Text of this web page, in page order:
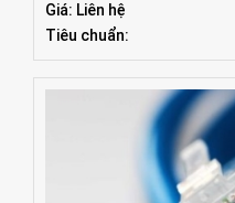
Giá: Liên hệ
Tiêu chuẩn: